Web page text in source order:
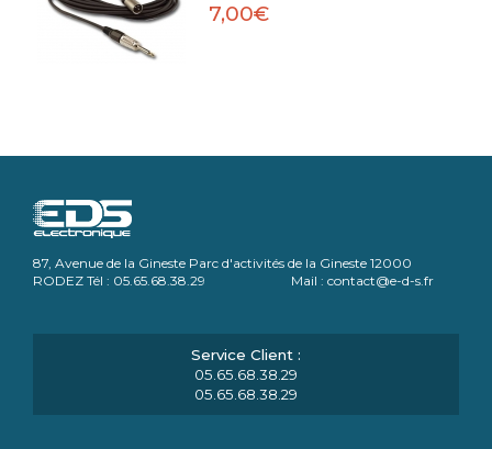
7,00€
87, Avenue de la Gineste Parc d'activités de la Gineste 12000
RODEZ Tél : 05.65.68.38.29 Mail : contact@e-d-s.fr
05.65.68.38.29
05.65.68.38.29